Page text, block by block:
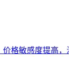
格敏感度提高